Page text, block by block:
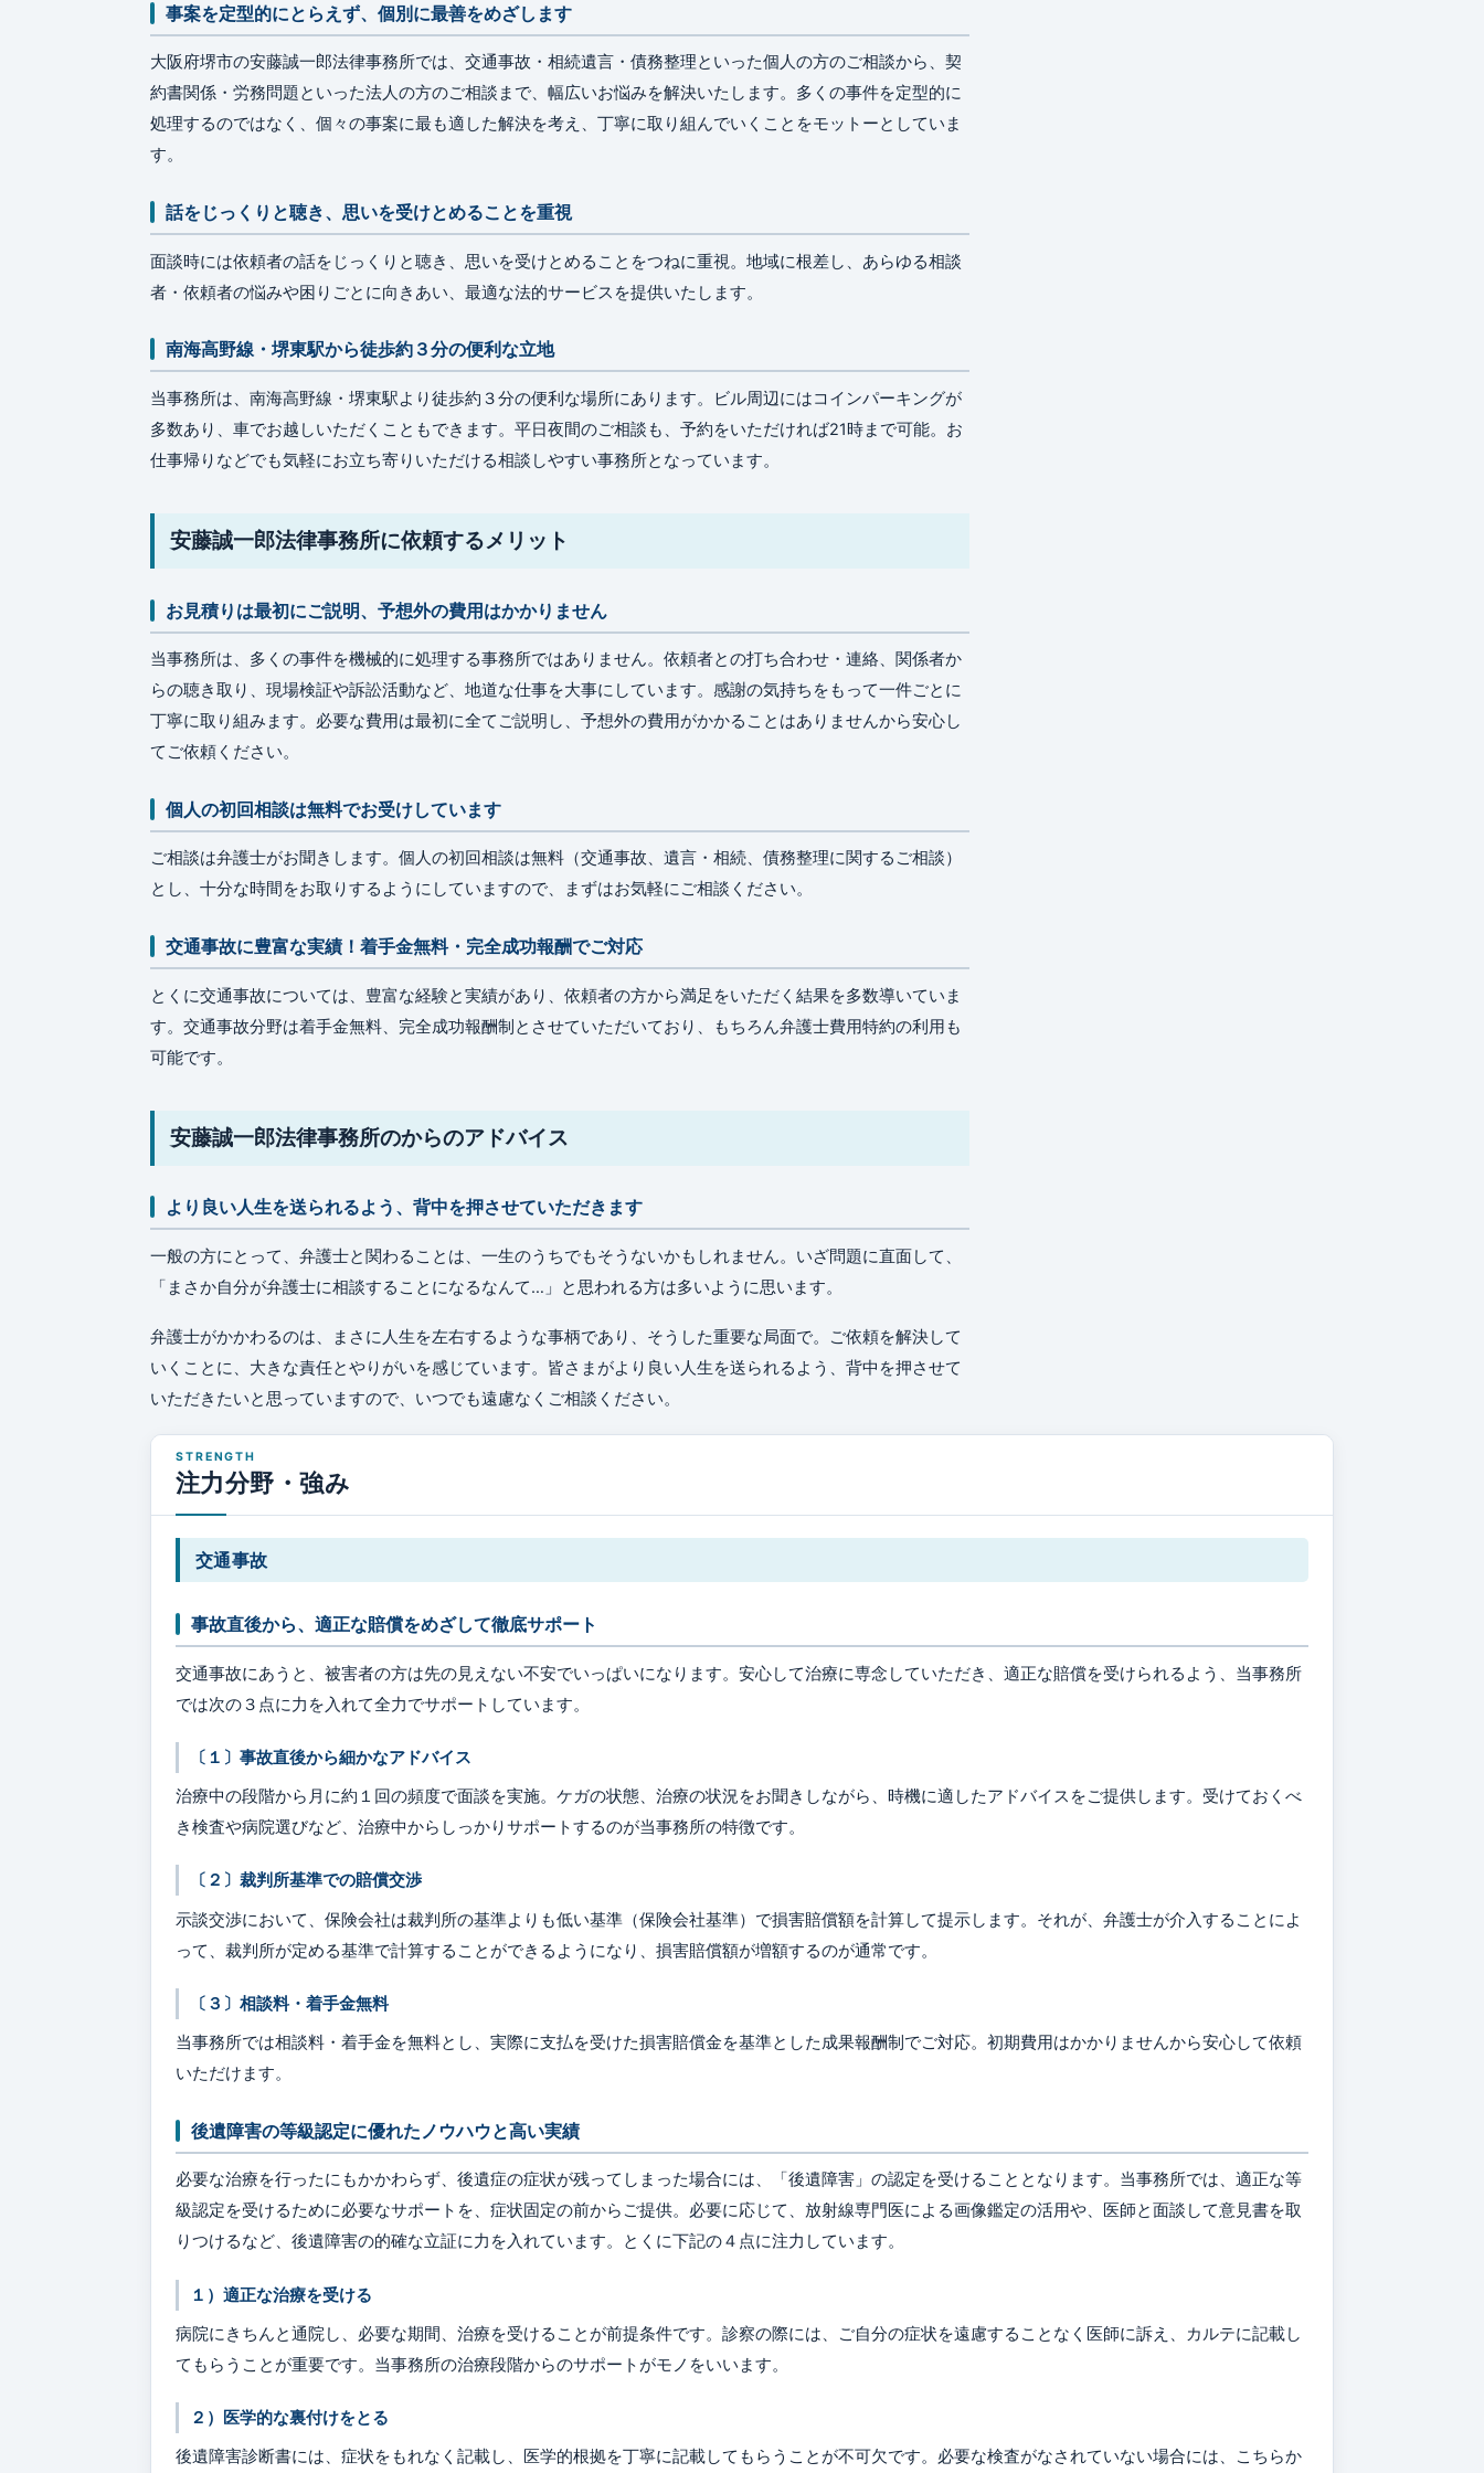
事案を定型的にとらえず、個別に最善をめざします
大阪府堺市の安藤誠一郎法律事務所では、交通事故・相続遺言・債務整理といった個人の方のご相談から、契
約書関係・労務問題といった法人の方のご相談まで、幅広いお悩みを解決いたします。多くの事件を定型的に
処理するのではなく、個々の事案に最も適した解決を考え、丁寧に取り組んでいくことをモットーとしていま
す。
話をじっくりと聴き、思いを受けとめることを重視
面談時には依頼者の話をじっくりと聴き、思いを受けとめることをつねに重視。地域に根差し、あらゆる相談
者・依頼者の悩みや困りごとに向きあい、最適な法的サービスを提供いたします。
南海高野線・堺東駅から徒歩約３分の便利な立地
当事務所は、南海高野線・堺東駅より徒歩約３分の便利な場所にあります。ビル周辺にはコインパーキングが
多数あり、車でお越しいただくこともできます。平日夜間のご相談も、予約をいただければ21時まで可能。お
仕事帰りなどでも気軽にお立ち寄りいただける相談しやすい事務所となっています。
安藤誠一郎法律事務所に依頼するメリット
お見積りは最初にご説明、予想外の費用はかかりません
当事務所は、多くの事件を機械的に処理する事務所ではありません。依頼者との打ち合わせ・連絡、関係者か
らの聴き取り、現場検証や訴訟活動など、地道な仕事を大事にしています。感謝の気持ちをもって一件ごとに
丁寧に取り組みます。必要な費用は最初に全てご説明し、予想外の費用がかかることはありませんから安心し
てご依頼ください。
個人の初回相談は無料でお受けしています
ご相談は弁護士がお聞きします。個人の初回相談は無料（交通事故、遺言・相続、債務整理に関するご相談）
とし、十分な時間をお取りするようにしていますので、まずはお気軽にご相談ください。
交通事故に豊富な実績！着手金無料・完全成功報酬でご対応
とくに交通事故については、豊富な経験と実績があり、依頼者の方から満足をいただく結果を多数導いていま
す。交通事故分野は着手金無料、完全成功報酬制とさせていただいており、もちろん弁護士費用特約の利用も
可能です。
安藤誠一郎法律事務所のからのアドバイス
より良い人生を送られるよう、背中を押させていただきます
一般の方にとって、弁護士と関わることは、一生のうちでもそうないかもしれません。いざ問題に直面して、
「まさか自分が弁護士に相談することになるなんて…」と思われる方は多いように思います。
弁護士がかかわるのは、まさに人生を左右するような事柄であり、そうした重要な局面で。ご依頼を解決して
いくことに、大きな責任とやりがいを感じています。皆さまがより良い人生を送られるよう、背中を押させて
いただきたいと思っていますので、いつでも遠慮なくご相談ください。
注力分野・強み
交通事故
事故直後から、適正な賠償をめざして徹底サポート
交通事故にあうと、被害者の方は先の見えない不安でいっぱいになります。安心して治療に専念していただき、適正な賠償を受けられるよう、当事務所
では次の３点に力を入れて全力でサポートしています。
〔１〕事故直後から細かなアドバイス
治療中の段階から月に約１回の頻度で面談を実施。ケガの状態、治療の状況をお聞きしながら、時機に適したアドバイスをご提供します。受けておくべ
き検査や病院選びなど、治療中からしっかりサポートするのが当事務所の特徴です。
〔２〕裁判所基準での賠償交渉
示談交渉において、保険会社は裁判所の基準よりも低い基準（保険会社基準）で損害賠償額を計算して提示します。それが、弁護士が介入することによ
って、裁判所が定める基準で計算することができるようになり、損害賠償額が増額するのが通常です。
〔３〕相談料・着手金無料
当事務所では相談料・着手金を無料とし、実際に支払を受けた損害賠償金を基準とした成果報酬制でご対応。初期費用はかかりませんから安心して依頼
いただけます。
後遺障害の等級認定に優れたノウハウと高い実績
必要な治療を行ったにもかかわらず、後遺症の症状が残ってしまった場合には、「後遺障害」の認定を受けることとなります。当事務所では、適正な等
級認定を受けるために必要なサポートを、症状固定の前からご提供。必要に応じて、放射線専門医による画像鑑定の活用や、医師と面談して意見書を取
りつけるなど、後遺障害の的確な立証に力を入れています。とくに下記の４点に注力しています。
１）適正な治療を受ける
病院にきちんと通院し、必要な期間、治療を受けることが前提条件です。診察の際には、ご自分の症状を遠慮することなく医師に訴え、カルテに記載し
てもらうことが重要です。当事務所の治療段階からのサポートがモノをいいます。
２）医学的な裏付けをとる
後遺障害診断書には、症状をもれなく記載し、医学的根拠を丁寧に記載してもらうことが不可欠です。必要な検査がなされていない場合には、こちらか